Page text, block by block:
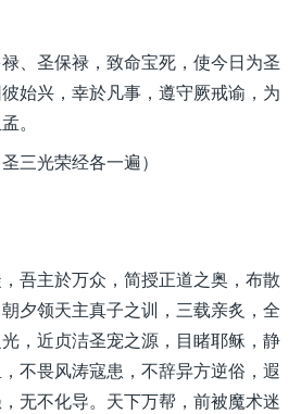
、圣保禄，致命宝死，使今日为圣
始兴，幸於凡事，遵守厥戒谕，为
。
三光荣经各一遍）
吾主於万众，简授正道之奥，布散
夕领天主真子之训，三载亲炙，全
，近贞洁圣宠之源，目睹耶稣，静
不畏风涛寇患，不辞异方逆俗，遐
无不化导。天下万帮，前被魔术迷